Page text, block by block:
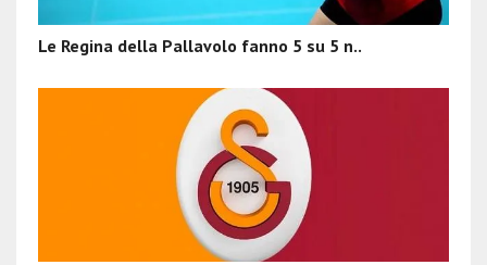
Le Regina della Pallavolo fanno 5 su 5 n..